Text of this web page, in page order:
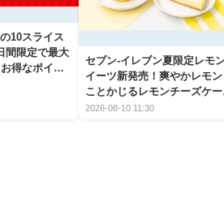
10スライス
間限定で最大
得なポイン
セブン‐イレブン夏限定レモ
イーツ新発売！爽やかレモン
ことかじるレモンチーズケー
を徹底紹介
2026-08-10 11:30